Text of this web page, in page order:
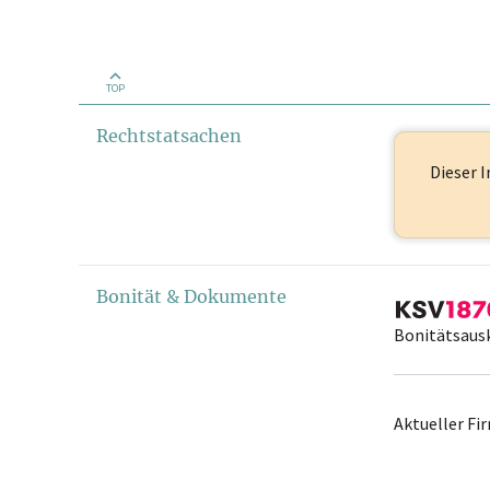
TOP
Rechtstatsachen
Dieser
Bonität & Dokumente
Aktueller